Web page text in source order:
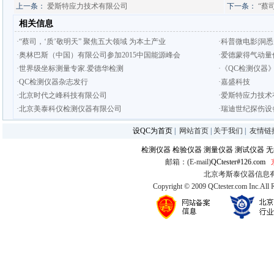
上一条： 爱斯特应力技术有限公司 下一条： “蔡
相关信息
·“蔡司，‘质’敬明天” 聚焦五大领域 为本土产业
·科普微电影|洞
·奥林巴斯（中国）有限公司参加2015中国能源峰会
·爱德蒙得气动
·世界级坐标测量专家.爱德华检测
·《QC检测仪器
·QC检测仪器杂志发行
·嘉盛科技
·北京时代之峰科技有限公司
·爱斯特应力技
·北京美泰科仪检测仪器有限公司
·瑞迪世纪探伤
设QC为首页 网站首页 关于我们 友情链
检测仪器 检验仪器 测量仪器 测试仪器
邮箱：(E-mail)QCtester#126.com
北京考斯泰仪器信息
Copyright © 2009 QCtester.com Inc.All